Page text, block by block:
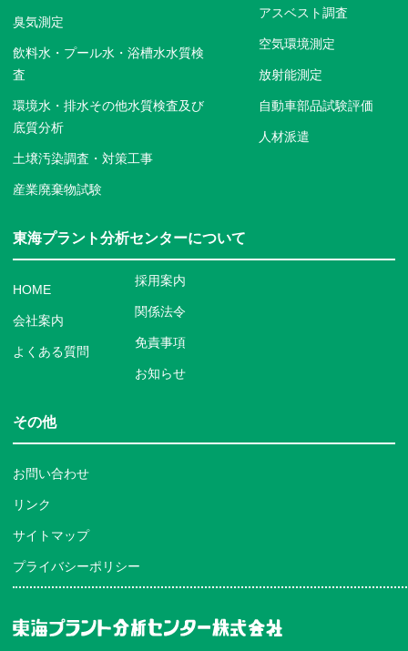
臭気測定
飲料水・プール水・浴槽水水質検
査
環境水・排水その他水質検査及び
底質分析
土壌汚染調査・対策工事
産業廃棄物試験
アスベスト調査
空気環境測定
放射能測定
自動車部品試験評価
人材派遣
東海プラント分析センターについて
HOME
会社案内
よくある質問
採用案内
関係法令
免責事項
お知らせ
その他
お問い合わせ
リンク
サイトマップ
プライバシーポリシー